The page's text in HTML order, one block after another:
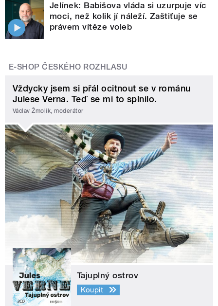
Jelínek: Babišova vláda si uzurpuje víc
moci, než kolik jí náleží. Zaštiťuje se
právem vítěze voleb
E-SHOP ČESKÉHO ROZHLASU
Vždycky jsem si přál ocitnout se v románu
Julese Verna. Teď se mi to splnilo.
Václav Žmolík, moderátor
Tajuplný ostrov
Koupit